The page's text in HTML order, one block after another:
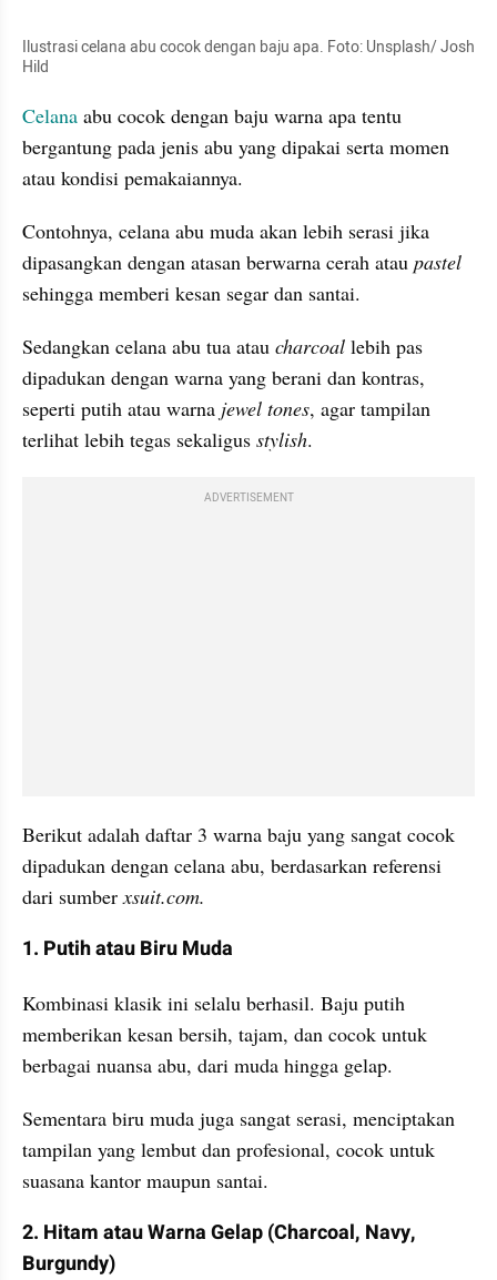
Ilustrasi celana abu cocok dengan baju apa. Foto: Unsplash/ Josh
Hild
Celana abu cocok dengan baju warna apa tentu
bergantung pada jenis abu yang dipakai serta momen
atau kondisi pemakaiannya.
Contohnya, celana abu muda akan lebih serasi jika
dipasangkan dengan atasan berwarna cerah atau
sehingga memberi kesan segar dan santai.
Sedangkan celana abu tua atau charcoal lebih pas
dipadukan dengan warna yang berani dan kontras,
seperti putih atau warna jewel tones, agar tampilan
terlihat lebih tegas sekaligus stylish.
ADVERTISEMENT
Berikut adalah daftar 3 warna baju yang sangat cocok
dipadukan dengan celana abu, berdasarkan referensi
dari sumber xsuit.com.
1. Putih atau Biru Muda
Kombinasi klasik ini selalu berhasil. Baju putih
memberikan kesan bersih, tajam, dan cocok untuk
berbagai nuansa abu, dari muda hingga gelap.
Sementara biru muda juga sangat serasi, menciptakan
tampilan yang lembut dan profesional, cocok untuk
suasana kantor maupun santai.
2. Hitam atau Warna Gelap (Charcoal, Navy,
Burgundy)